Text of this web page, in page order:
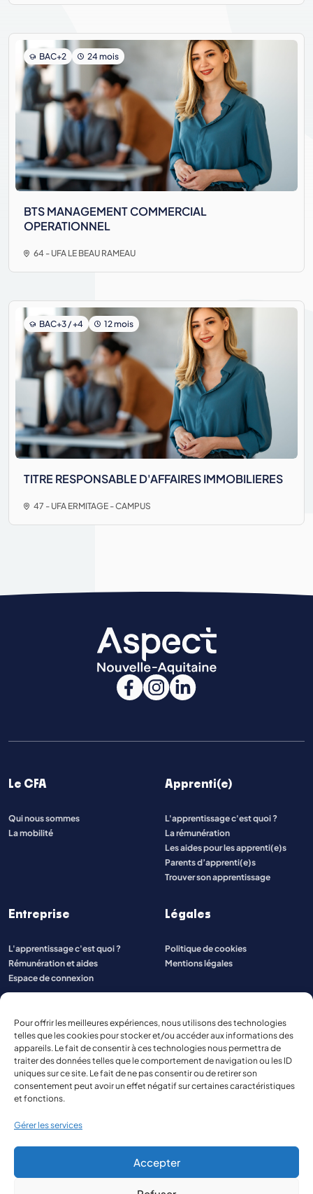
Pour offrir les meilleures expériences, nous utilisons des technologies
telles que les cookies pour stocker et/ou accéder aux informations des
appareils. Le fait de consentir à ces technologies nous permettra de
traiter des données telles que le comportement de navigation ou les ID
uniques sur ce site. Le fait de ne pas consentir ou de retirer son
consentement peut avoir un effet négatif sur certaines caractéristiques
et fonctions.
Gérer les services
Accepter
BAC+2 24 mois
BTS MANAGEMENT COMMERCIAL
OPERATIONNEL
64 - UFA LE BEAU RAMEAU
BAC+3 / +4 12 mois
TITRE RESPONSABLE D'AFFAIRES IMMOBILIERES
47 - UFA ERMITAGE - CAMPUS
Le CFA
Qui nous sommes
La mobilité
Apprenti(e)
L'apprentissage c'est quoi ?
La rémunération
Les aides pour les apprenti(e)s
Parents d’apprenti(e)s
Trouver son apprentissage
Entreprise
L'apprentissage c'est quoi ?
Rémunération et aides
Espace de connexion
Légales
Politique de cookies
Mentions légales